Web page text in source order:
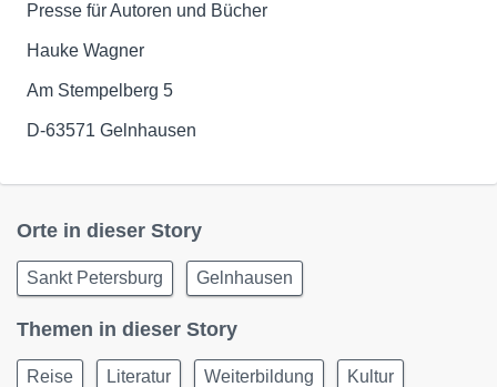
Presse für Autoren und Bücher
Hauke Wagner
Am Stempelberg 5
D-63571 Gelnhausen
Orte in dieser Story
Sankt Petersburg Gelnhausen
Themen in dieser Story
Reise Literatur Weiterbildung Kultur